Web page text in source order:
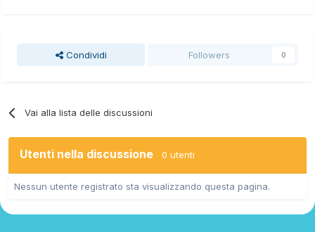
Condividi Followers 0
Vai alla lista delle discussioni
Utenti nella discussione 0 utenti
Nessun utente registrato sta visualizzando questa pagina.